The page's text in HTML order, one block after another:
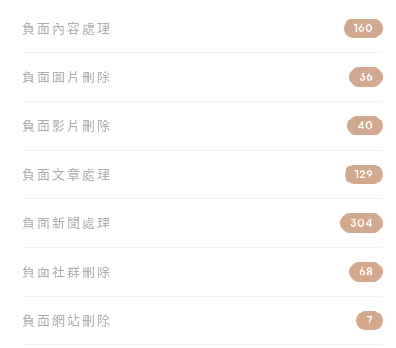
負面內容處理 160
負面圖片刪除 36
負面影片刪除 40
負面文章處理 129
負面新聞處理 304
負面社群刪除 68
負面網站刪除 7